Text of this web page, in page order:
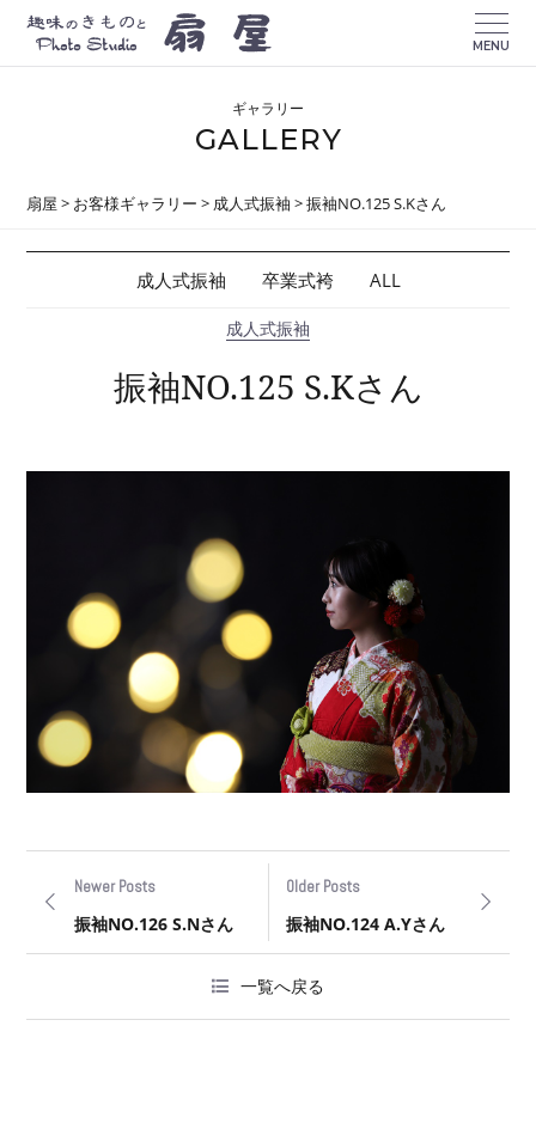
MENU
ギャラリー
GALLERY
扇屋 > お客様ギャラリー > 成人式振袖 >振袖NO.125 S.Kさん
成人式振袖 卒業式袴 ALL
成人式振袖
振袖NO.125 S.Kさん
Newer Posts
振袖NO.126 S.Nさん
Older Posts
振袖NO.124 A.Yさん
一覧へ戻る